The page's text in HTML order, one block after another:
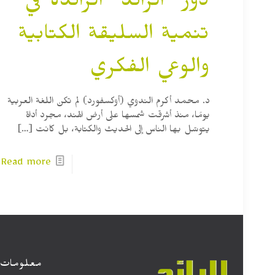
تنمية السليقة الكتابية
والوعي الفكري
د. محمد أكرم الندوي (أوكسفورد) لم تكن اللغة العربية
يومًا، منذ أشرقت شمسها على أرض الهند، مجرد أداة
يتوسّل بها الناس إلى الحديث والكتابة، بل كانت […]
Read more
معلومات